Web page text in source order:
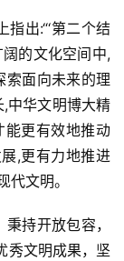
出:“‘第二个结
的文化空间中,
索面向未来的理
中华文明博大精
能更有效地推动
,更有力地推进
文明。
持开放包容，
秀文明成果，坚